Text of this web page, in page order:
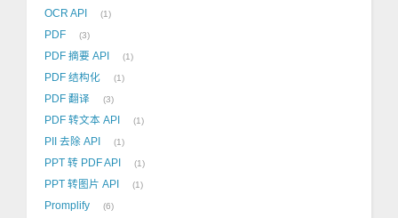
OCR API 1
PDF 3
PDF 摘要 API 1
PDF 结构化 1
PDF 翻译 3
PDF 转文本 API 1
PII 去除 API 1
PPT 转 PDF API 1
PPT 转图片 API 1
Promplify 6